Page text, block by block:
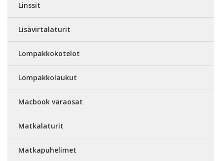
Linssit
Lisävirtalaturit
Lompakkokotelot
Lompakkolaukut
Macbook varaosat
Matkalaturit
Matkapuhelimet